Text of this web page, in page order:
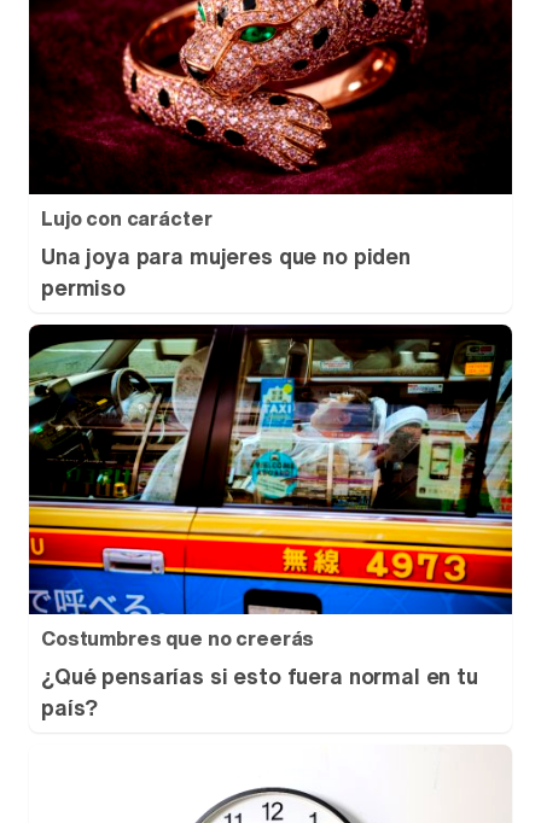
Lujo con carácter
Una joya para mujeres que no piden
permiso
Costumbres que no creerás
¿Qué pensarías si esto fuera normal en tu
país?